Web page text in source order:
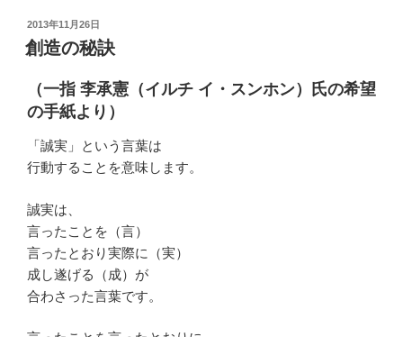
投
稿
日:
2013年11月26日
創造の秘訣
（一指 李承憲（イルチ イ・スンホン）氏の希望
の手紙より）
「誠実」という言葉は
行動することを意味します。
誠実は、
言ったことを（言）
言ったとおり実際に（実）
成し遂げる（成）が
合わさった言葉です。